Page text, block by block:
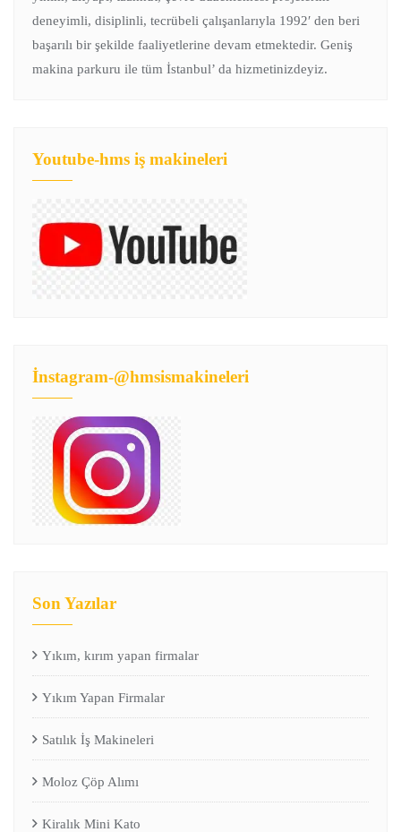
deneyimli, disiplinli, tecrübeli çalışanlarıyla 1992′ den beri
başarılı bir şekilde faaliyetlerine devam etmektedir. Geniş
makina parkuru ile tüm İstanbul’ da hizmetinizdeyiz.
Youtube-hms iş makineleri
İnstagram-@hmsismakineleri
Son Yazılar
Yıkım, kırım yapan firmalar
Yıkım Yapan Firmalar
Satılık İş Makineleri
Moloz Çöp Alımı
Kiralık Mini Kato